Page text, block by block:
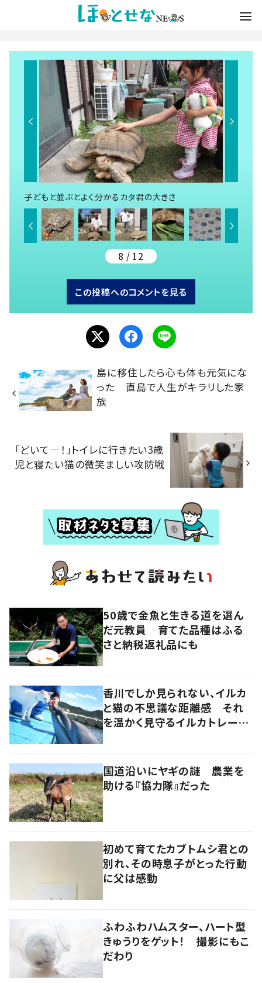
子どもと並ぶとよく分かるカタ君の大きさ
8 / 12
この投稿へのコメントを見る
島に移住したら心も体も元気にな
った 直島で人生がキラリした家
族
「どいて―！」トイレに行きたい3歳
児と寝たい猫の微笑ましい攻防戦
50歳で金魚と生きる道を選ん
だ元教員 育てた品種はふる
さと納税返礼品にも
香川でしか見られない、イルカ
と猫の不思議な距離感 それ
を温かく見守るイルカトレーナ
国道沿いにヤギの謎 農業を
助ける『協力隊』だった
初めて育てたカブトムシ君との
別れ、その時息子がとった行動
に父は感動
ふわふわハムスター、ハート型
きゅうりをゲット！ 撮影にもこ
だわり